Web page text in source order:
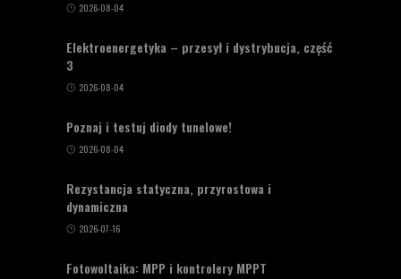
2026-08-04
Elektroenergetyka – przesył i dystrybucja, część
3
2026-08-04
Poznaj i testuj diody tunelowe!
2026-08-04
Rezystancja statyczna, przyrostowa i
dynamiczna
2026-07-16
Fotowoltaika: MPP i kontrolery MPPT